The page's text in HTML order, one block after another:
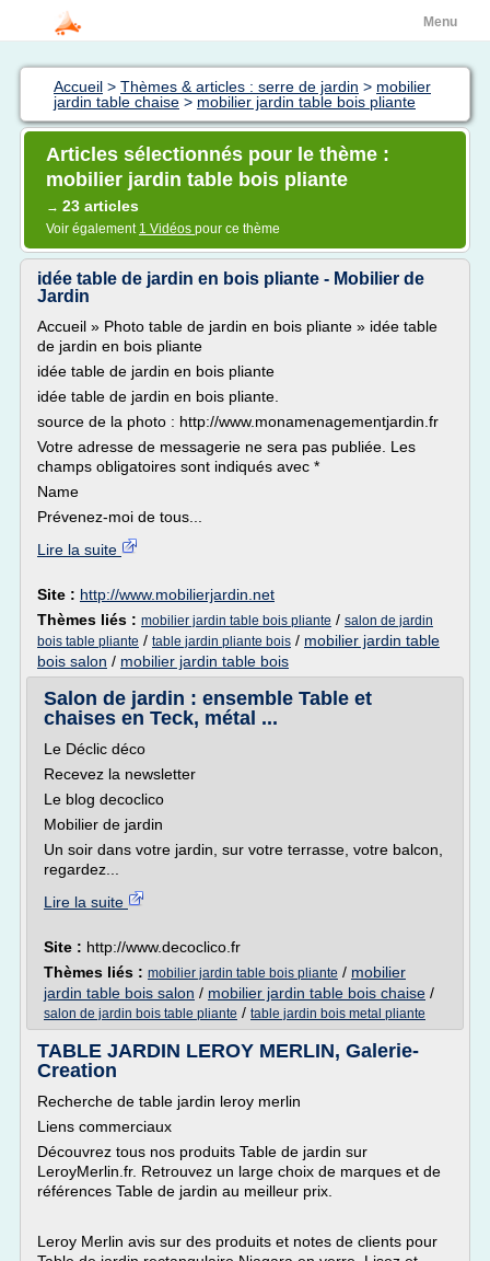
Menu
Accueil > Thèmes & articles : serre de jardin > mobilier
jardin table chaise > mobilier jardin table bois pliante
Articles sélectionnés pour le thème :
mobilier jardin table bois pliante
→ 23 articles
Voir également 1 Vidéos pour ce thème
idée table de jardin en bois pliante - Mobilier de
Jardin
Accueil » Photo table de jardin en bois pliante » idée table
de jardin en bois pliante
idée table de jardin en bois pliante
idée table de jardin en bois pliante.
source de la photo : http://www.monamenagementjardin.fr
Votre adresse de messagerie ne sera pas publiée. Les
champs obligatoires sont indiqués avec *
Name
Prévenez-moi de tous...
Lire la suite
Site : http://www.mobilierjardin.net
Thèmes liés : mobilier jardin table bois pliante / salon de jardin
bois table pliante / table jardin pliante bois / mobilier jardin table
bois salon / mobilier jardin table bois
Salon de jardin : ensemble Table et
chaises en Teck, métal ...
Le Déclic déco
Recevez la newsletter
Le blog decoclico
Mobilier de jardin
Un soir dans votre jardin, sur votre terrasse, votre balcon,
regardez...
Lire la suite
Site : http://www.decoclico.fr
Thèmes liés : mobilier jardin table bois pliante / mobilier
jardin table bois salon / mobilier jardin table bois chaise /
salon de jardin bois table pliante / table jardin bois metal pliante
TABLE JARDIN LEROY MERLIN, Galerie-
Creation
Recherche de table jardin leroy merlin
Liens commerciaux
Découvrez tous nos produits Table de jardin sur
LeroyMerlin.fr. Retrouvez un large choix de marques et de
références Table de jardin au meilleur prix.
Leroy Merlin avis sur des produits et notes de clients pour